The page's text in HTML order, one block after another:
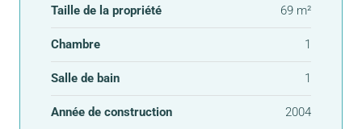
Taille de la propriété 69 m²
Chambre 1
Salle de bain 1
Année de construction 2004